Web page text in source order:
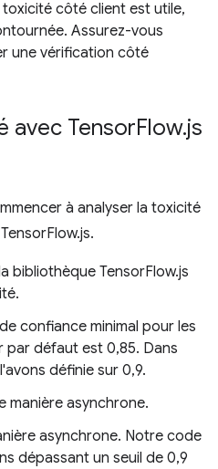
côté client est utile,
Assurez-vous
une vérification côté
avec TensorFlow.js
à analyser la toxicité
bibliothèque TensorFlow.js
confiance minimal pour les
par défaut est 0,85. Dans
définie sur 0,9.
manière asynchrone.
asynchrone. Notre code
dépassant un seuil de 0,9